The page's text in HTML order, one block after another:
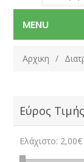
MENU
Αρχικη /
Εύρος Τιμής
Ελάχιστο: 2,00€